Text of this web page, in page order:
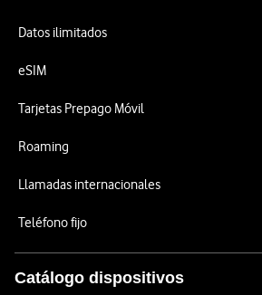
Datos ilimitados
eSIM
Tarjetas Prepago Móvil
Roaming
Llamadas internacionales
Teléfono fijo
Catálogo dispositivos